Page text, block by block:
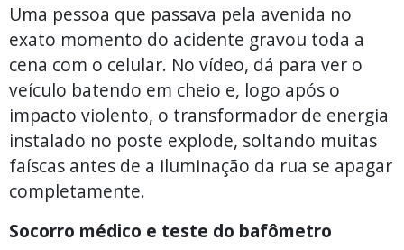
Uma pessoa que passava pela avenida no
exato momento do acidente gravou toda a
cena com o celular. No vídeo, dá para ver o
veículo batendo em cheio e, logo após o
impacto violento, o transformador de energia
instalado no poste explode, soltando muitas
faíscas antes de a iluminação da rua se apagar
completamente.
Socorro médico e teste do bafômetro